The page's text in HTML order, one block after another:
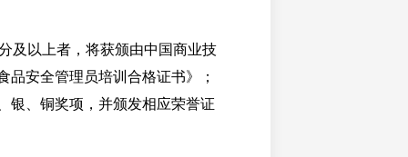
及以上者，将获颁由中国商业技
品安全管理员培训合格证书》；
银、铜奖项，并颁发相应荣誉证